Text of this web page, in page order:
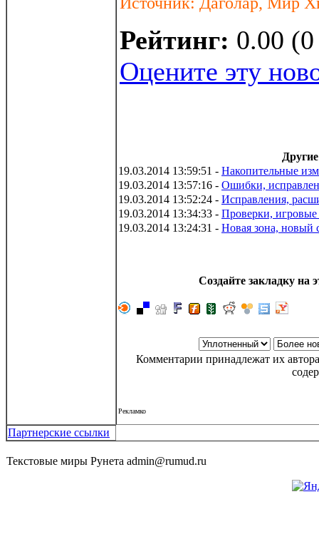
Рейтинг: 0.00
Оцените эту
19.03.2014 13:59:51 - Накопительные
19.03.2014 13:57:16 - Ошибки,
19.03.2014 13:52:24 - Исправления,
19.03.2014 13:34:33 - Проверки,
19.03.2014 13:24:31 - Новая зона, новый
Создайте закладку на
Комментарии принадлежат их
Рекламко
Партнерские ссылки
Текстовые миры Рунета admin@rumud.ru